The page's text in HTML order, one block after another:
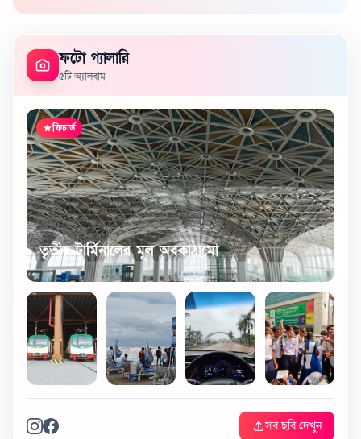
ফটো গ্যালারি
৫টি অ্যালবাম
তৃতীয় টার্মিনালের মূল অবকাঠামো
ফিচার্ড
সব ছবি দেখুন